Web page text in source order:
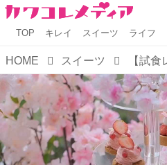
TOP キレイ スイーツ ライフ
HOME スイーツ